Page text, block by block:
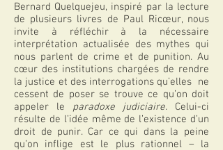
Bernard Quelquejeu, inspiré par la lecture
de plusieurs livres de Paul Ricœur, nous
invite à réfléchir à la nécessaire
interprétation actualisée des mythes qui
nous parlent de crime et de punition. Au
cœur des institutions chargées de rendre
la justice et des interrogations qu’elles ne
cessent de poser se trouve ce qu’on doit
appeler le paradoxe judiciaire. Celui-ci
résulte de l’idée même de l’existence d’un
droit de punir. Car ce qui dans la peine
qu’on inflige est le plus rationnel – la